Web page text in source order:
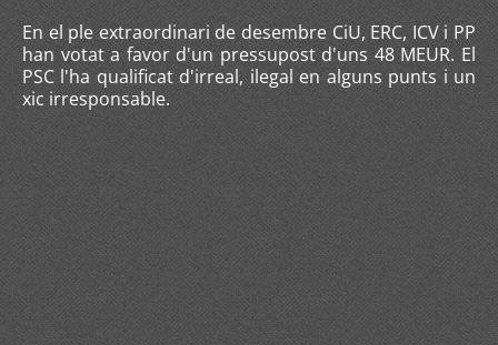
En el ple extraordinari de desembre CiU, ERC, ICV i PP
han votat a favor d'un pressupost d'uns 48 MEUR. El
PSC l'ha qualificat d'irreal, ilegal en alguns punts i un
xic irresponsable.